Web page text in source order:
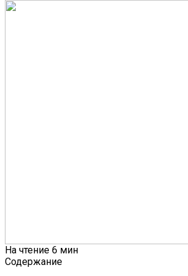
На чтение 6 мин
Содержание